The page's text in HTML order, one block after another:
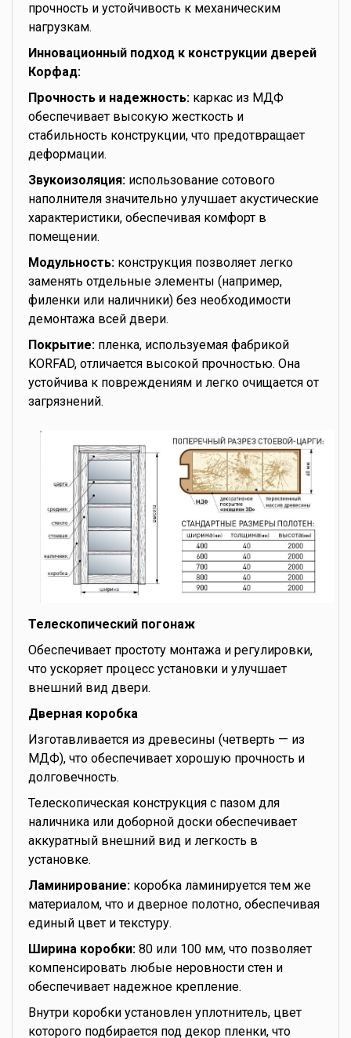
прочность и устойчивость к механическим
нагрузкам.
Инновационный подход к конструкции дверей
Корфад:
Прочность и надежность: каркас из МДФ
обеспечивает высокую жесткость и
стабильность конструкции, что предотвращает
деформации.
Звукоизоляция: использование сотового
наполнителя значительно улучшает акустические
характеристики, обеспечивая комфорт в
помещении.
Модульность: конструкция позволяет легко
заменять отдельные элементы (например,
филенки или наличники) без необходимости
демонтажа всей двери.
Покрытие: пленка, используемая фабрикой
KORFAD, отличается высокой прочностью. Она
устойчива к повреждениям и легко очищается от
загрязнений.
Телескопический погонаж
Обеспечивает простоту монтажа и регулировки,
что ускоряет процесс установки и улучшает
внешний вид двери.
Дверная коробка
Изготавливается из древесины (четверть — из
МДФ), что обеспечивает хорошую прочность и
долговечность.
Телескопическая конструкция с пазом для
наличника или доборной доски обеспечивает
аккуратный внешний вид и легкость в
установке.
Ламинирование: коробка ламинируется тем же
материалом, что и дверное полотно, обеспечивая
единый цвет и текстуру.
Ширина коробки: 80 или 100 мм, что позволяет
компенсировать любые неровности стен и
обеспечивает надежное крепление.
Внутри коробки установлен уплотнитель, цвет
которого подбирается под декор пленки, что